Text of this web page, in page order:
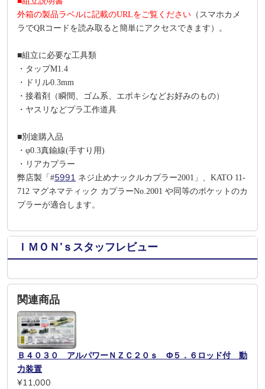
外箱の製品ラベルに記載のURLをご覧ください （スマホカメ
ラでQRコードを読み取ると簡単にアクセスできます）。
■組立に必要な工具類
・タップM1.4
・ドリル0.3mm
・接着剤（瞬間、ゴム系、エポキシなどお好みのもの）
・ヤスリなどプラ工作道具
■別途購入品
・φ0.3真鍮線(手すり用)
・リアカプラー
弊店製「#5991 ネジ止めナックルカプラー2001」、KATO 11-
712 マグネマティック カプラーNo.2001 や同等のポケットのカ
プラーが適合します。
ＩＭＯＮ’ｓスタッフレビュー
関連商品
Ｂ４０３０ アルパワーＮＺＣ２０ｓ Φ５．６ロッド付 動
力装置
¥11,000